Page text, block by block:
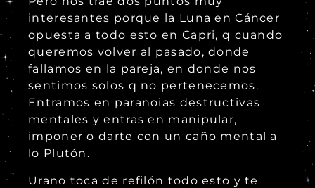
interesantes porque la Luna en Cáncer
opuesta a todo esto en Capri, q cuando
queremos volver al pasado, donde
fallamos en la pareja, en donde nos
sentimos solos q no pertenecemos.
Entramos en paranoias destructivas
mentales y entras en manipular,
imponer o darte con un caño mental a
lo Plutón.
Urano toca de refilón todo esto y te